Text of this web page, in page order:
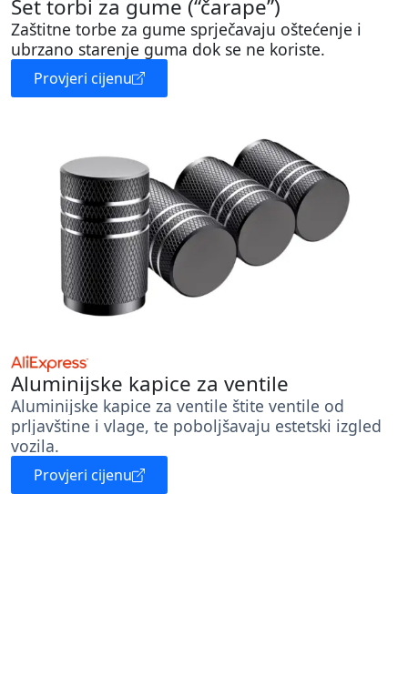
Set torbi za gume (“čarape”)
Zaštitne torbe za gume sprječavaju oštećenje i
ubrzano starenje guma dok se ne koriste.
Provjeri cijenu
Aluminijske kapice za ventile
Aluminijske kapice za ventile štite ventile od
prljavštine i vlage, te poboljšavaju estetski izgled
vozila.
Provjeri cijenu